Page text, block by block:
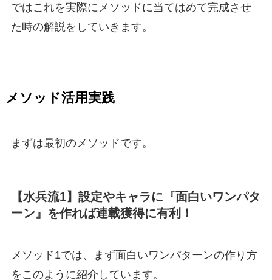
ではこれを実際にメソッドに当てはめて完成させ
た時の解説をしていきます。
メソッド活用実践
まずは最初のメソッドです。
【水兵流1】設定やキャラに『面白いワンパタ
ーン』を作れば連載獲得に有利！
メソッド1では、まず面白いワンパターンの作り方
をこのように紹介しています。